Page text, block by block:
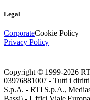
Legal
CorporateCookie Policy
Privacy Policy
Copyright © 1999-2026
03976881007 - Tutti i
S.p.A. - RTI S.p.A.,